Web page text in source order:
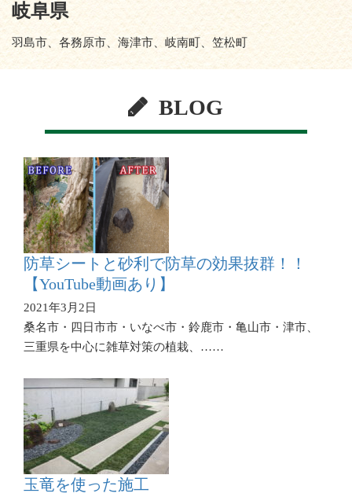
岐阜県
羽島市、各務原市、海津市、岐南町、笠松町
BLOG
防草シートと砂利で防草の効果抜群！！
【YouTube動画あり】
2021年3月2日
桑名市・四日市市・いなべ市・鈴鹿市・亀山市・津市、
三重県を中心に雑草対策の植栽、……
玉竜を使った施工